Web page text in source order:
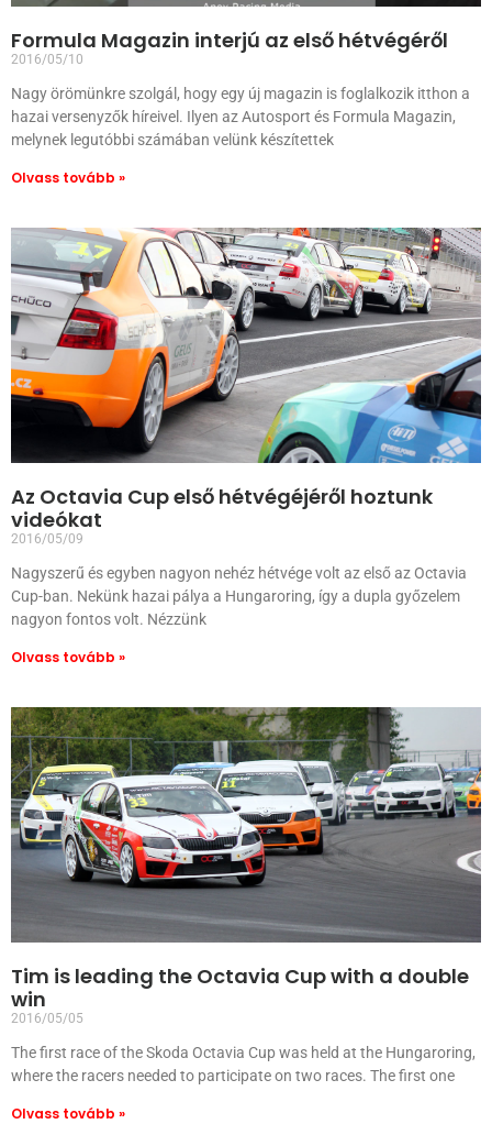
Formula Magazin interjú az első hétvégéről
2016/05/10
Nagy örömünkre szolgál, hogy egy új magazin is foglalkozik itthon a
hazai versenyzők híreivel. Ilyen az Autosport és Formula Magazin,
melynek legutóbbi számában velünk készítettek
Olvass tovább »
Az Octavia Cup első hétvégéjéről hoztunk
videókat
2016/05/09
Nagyszerű és egyben nagyon nehéz hétvége volt az első az Octavia
Cup-ban. Nekünk hazai pálya a Hungaroring, így a dupla győzelem
nagyon fontos volt. Nézzünk
Olvass tovább »
Tim is leading the Octavia Cup with a double
win
2016/05/05
The first race of the Skoda Octavia Cup was held at the Hungaroring,
where the racers needed to participate on two races. The first one
Olvass tovább »